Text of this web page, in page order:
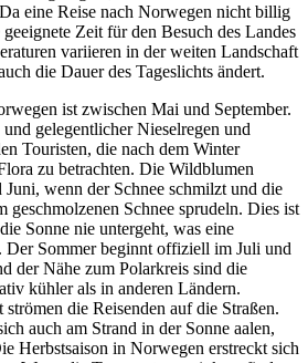
eine Reise nach Norwegen nicht billig
Zeit für den Besuch des Landes
variieren in der weiten Landschaft
die Dauer des Tageslichts ändert.
ist zwischen Mai und September.
gelegentlicher Nieselregen und
Touristen, die nach dem Winter
zu betrachten. Die Wildblumen
wenn der Schnee schmilzt und die
geschmolzenen Schnee sprudeln. Dies ist
Sonne nie untergeht, was eine
Der Sommer beginnt offiziell im Juli und
der Nähe zum Polarkreis sind die
kühler als in anderen Ländern.
strömen die Reisenden auf die Straßen.
auch am Strand in der Sonne aalen,
Herbstsaison in Norwegen erstreckt sich